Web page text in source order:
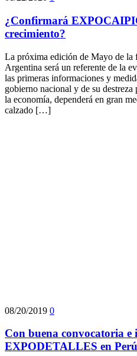
¿Confirmará
crecimiento?
La próxima edición de Mayo de la
Argentina será un referente de la
las primeras informaciones y
gobierno nacional y de su destreza
la economía, dependerá en gran
calzado […]
08/20/2019 0
Con buena convocatoria e
EXPODETALLES en Perú